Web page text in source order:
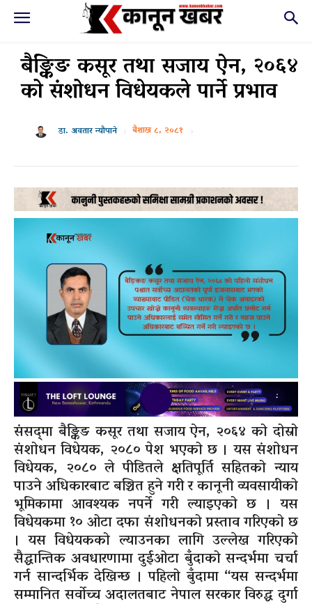
बैङ्किङ कसूर तथा सजाय ऐन, २०६४
को संशोधन विधेयकले पार्ने प्रभाव
डा. अवतार न्यौपाने बैशाख ८, २०८१
संसद्‌मा बैङ्किङ कसूर तथा सजाय ऐन, २०६४ को दोस्रो
संशोधन विधेयक, २०८० पेश भएको छ । यस संशोधन
विधेयक, २०८० ले पीडितले क्षतिपूर्ति सहितको न्याय
पाउने अधिकारबाट बञ्चित हुने गरी र कानूनी व्यवसायीको
भूमिकामा आवश्यक नपर्ने गरी ल्याइएको छ । यस
विधेयकमा १० ओटा दफा संशोधनको प्रस्ताव गरिएको छ
। यस विधेयकको ल्याउनका लागि उल्लेख गरिएको
सैद्धान्तिक अवधारणामा दुईओटा बुँदाको सन्दर्भमा चर्चा
गर्न सान्दर्भिक देखिन्छ । पहिलो बुँदामा “यस सन्दर्भमा
सम्मानित सर्वोच्च अदालतबाट नेपाल सरकार विरुद्ध दुर्गा